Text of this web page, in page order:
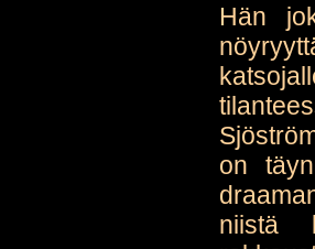
Hän
on
niistä